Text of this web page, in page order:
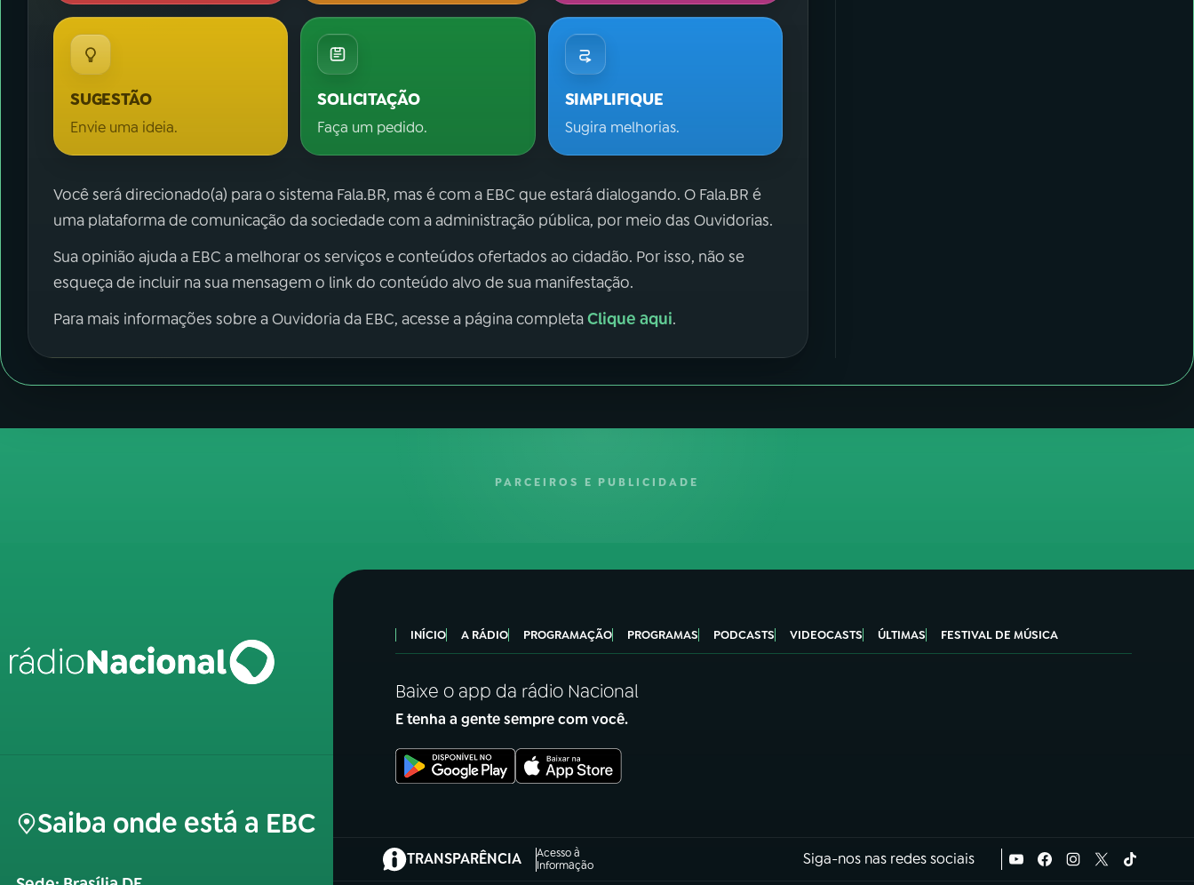
SUGESTÃO
Envie uma ideia.
SOLICITAÇÃO
Faça um pedido.
SIMPLIFIQUE
Sugira melhorias.
Você será direcionado(a) para o sistema Fala.BR, mas é com a EBC que estará dialogando. O Fala.BR é
uma plataforma de comunicação da sociedade com a administração pública, por meio das Ouvidorias.
Sua opinião ajuda a EBC a melhorar os serviços e conteúdos ofertados ao cidadão. Por isso, não se
esqueça de incluir na sua mensagem o link do conteúdo alvo de sua manifestação.
Para mais informações sobre a Ouvidoria da EBC, acesse a página completaClique aqui.
PARCEIROS E PUBLICIDADE
Saiba onde está a EBC
INÍCIO A RÁDIO PROGRAMAÇÃO PROGRAMAS PODCASTS VIDEOCASTS ÚLTIMAS FESTIVAL DE MÚSICA
Baixe o app da rádio Nacional
E tenha a gente sempre com você.
TRANSPARÊNCIA
Acesso à
Informação
(abre em nova aba) Siga-nos nas redes sociais